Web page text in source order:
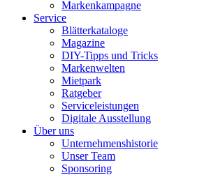
Markenkampagne
Service
Blätterkataloge
Magazine
DIY-Tipps und Tricks
Markenwelten
Mietpark
Ratgeber
Serviceleistungen
Digitale Ausstellung
Über uns
Unternehmenshistorie
Unser Team
Sponsoring